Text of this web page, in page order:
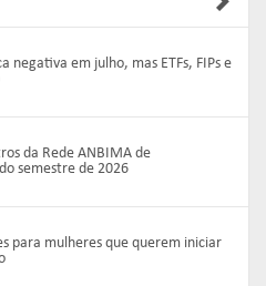
negativa em julho, mas ETFs, FIPs e
da Rede ANBIMA de
semestre de 2026
para mulheres que querem iniciar